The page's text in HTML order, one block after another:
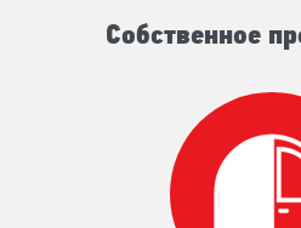
Собственное